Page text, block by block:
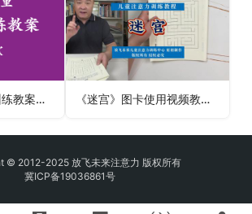
11岁儿童注意力训练教案第003次 共96次 《迷宫》图卡使用视频教程-儿童专注力视觉分辨
© 2012-2025 放飞未来注意力 版权所有
冀ICP备19036861号